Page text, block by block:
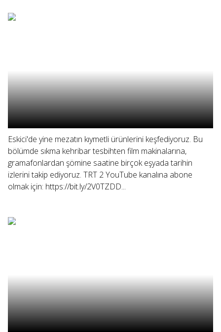
Eskici'de yine mezatın kıymetli ürünlerini keşfediyoruz. Bu
bölümde sıkma kehribar tesbihten film makinalarına,
gramafonlardan şömine saatine birçok eşyada tarihin
izlerini takip ediyoruz. TRT 2 YouTube kanalına abone
olmak için: https://bit.ly/2V0TZDD...